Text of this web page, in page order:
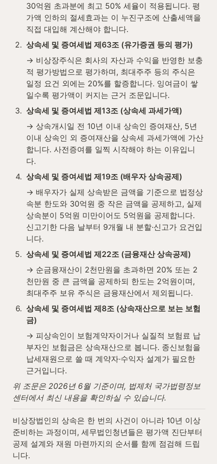
30억원 초과분에 최고 50% 세율이 적용됩니다. 평
가액 인하의 절세효과는 이 누진구조에 산출세액을
직접 대입해 계산해야 합니다.
2. 상속세 및 증여세법 제63조 (유가증권 등의 평가)
→ 비상장주식은 회사의 자산과 수익을 반영한 보충
적 평가방법으로 평가하며, 최대주주 등의 주식은
일정 요건 외에는 20%를 할증합니다. 잉여금이 쌓
일수록 평가액이 커지는 근거 조문입니다.
3. 상속세 및 증여세법 제13조 (상속세 과세가액)
→ 상속개시일 전 10년 이내 상속인 증여재산, 5년
이내 상속인 외 증여재산을 상속세 과세가액에 가산
합니다. 사전증여를 일찍 시작해야 하는 이유입니
다.
4. 상속세 및 증여세법 제19조 (배우자 상속공제)
→ 배우자가 실제 상속받은 금액을 기준으로 법정상
속분 한도와 30억원 중 작은 금액을 공제하고, 실제
상속분이 5억원 미만이어도 5억원을 공제합니다.
신고기한 다음 날부터 9개월 내 분할·신고가 요건입
니다.
5. 상속세 및 증여세법 제22조 (금융재산 상속공제)
→ 순금융재산이 2천만원을 초과하면 20% 또는 2
천만원 중 큰 금액을 공제하되 한도는 2억원이며,
최대주주 보유 주식은 금융재산에서 제외됩니다.
6. 상속세 및 증여세법 제8조 (상속재산으로 보는 보험
금)
→ 피상속인이 보험계약자이거나 실질적 보험료 납
부자인 보험금은 상속재산으로 봅니다. 종신보험을
납세재원으로 쓸 때 계약자·수익자 설계가 필요한
근거입니다.
위 조문은 2026년 6월 기준이며, 법제처 국가법령정보
센터에서 최신 내용을 확인하실 수 있습니다.
비상장법인의 상속은 한 번의 사건이 아니라 10년 이상
준비하는 과정이며, 세무법인청년들은 평가액 진단부터
공제 설계와 재원 마련까지의 순서를 함께 점검해 드립
니다.